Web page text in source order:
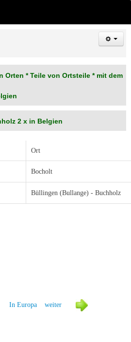
Orten * Teile von Ortsteile * mit dem
2 x in Belgien
Ort
Bocholt
Büllingen (Bullange) - Buchholz
In Europa weiter